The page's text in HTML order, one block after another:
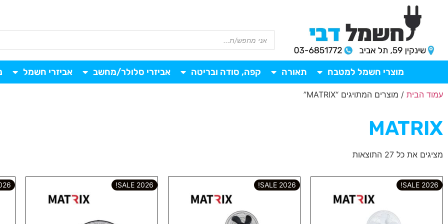
מוצרי חשמל למטבח תאורה קפה, סודה ובריטה אביזרי סלולר/מחשב אביזרי חשמל
עמוד הבית / מוצרים המתויגים “MATRIX”
MATRIX
מציגים את כל ⁦27⁩ התוצאות
2026 SALE!
2026 SALE!
2026 SALE!
SALE!